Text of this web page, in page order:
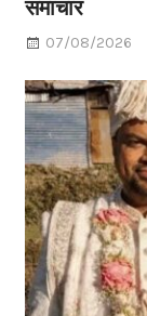
समाचार
07/08/2026